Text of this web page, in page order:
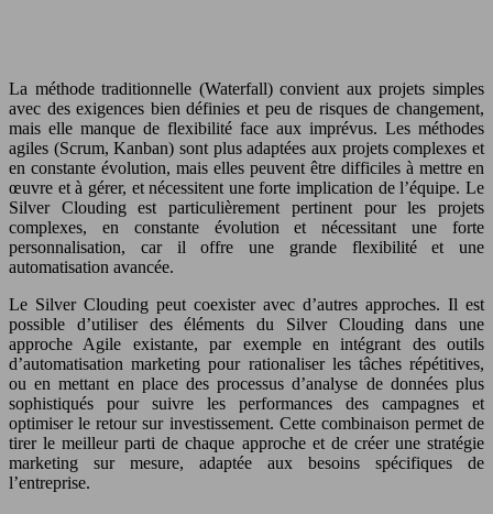
La méthode traditionnelle (Waterfall) convient aux projets simples
avec des exigences bien définies et peu de risques de changement,
mais elle manque de flexibilité face aux imprévus. Les méthodes
agiles (Scrum, Kanban) sont plus adaptées aux projets complexes et
en constante évolution, mais elles peuvent être difficiles à mettre en
œuvre et à gérer, et nécessitent une forte implication de l’équipe. Le
Silver Clouding est particulièrement pertinent pour les projets
complexes, en constante évolution et nécessitant une forte
personnalisation, car il offre une grande flexibilité et une
automatisation avancée.
Le Silver Clouding peut coexister avec d’autres approches. Il est
possible d’utiliser des éléments du Silver Clouding dans une
approche Agile existante, par exemple en intégrant des outils
d’automatisation marketing pour rationaliser les tâches répétitives,
ou en mettant en place des processus d’analyse de données plus
sophistiqués pour suivre les performances des campagnes et
optimiser le retour sur investissement. Cette combinaison permet de
tirer le meilleur parti de chaque approche et de créer une stratégie
marketing sur mesure, adaptée aux besoins spécifiques de
l’entreprise.